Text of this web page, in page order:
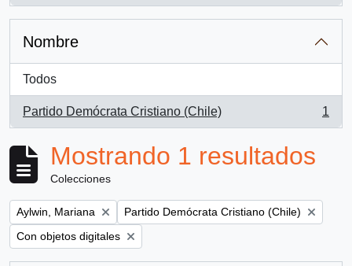
Nombre
Todos
Partido Demócrata Cristiano (Chile)
, 1 resultados
1
Mostrando 1 resultados
Colecciones
Remove filter:
Aylwin, Mariana Remove filter:
Partido Demócrata Cristiano (Chile)
Remove filter:
Con objetos digitales